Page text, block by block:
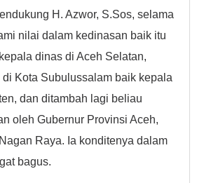
H. Azwor, S.Sos, selama
nilai dalam kedinasan baik itu
dinas di Aceh Selatan,
di Kota Subulussalam baik kepala
dan ditambah lagi beliau
oleh Gubernur Provinsi Aceh,
Raya. Ia konditenya dalam
bagus.